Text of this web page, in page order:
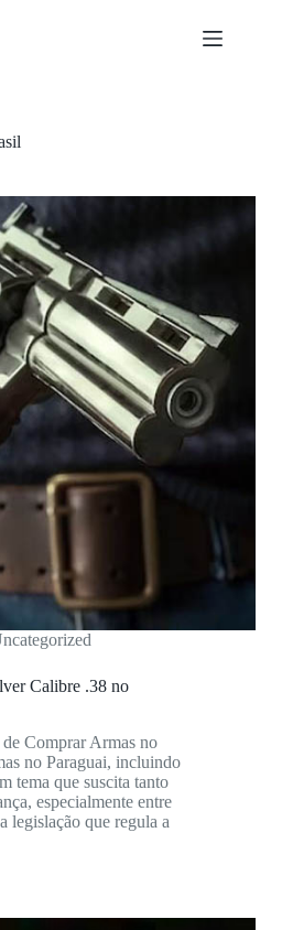
Calibre .38 no
Comprar Armas no
no Paraguai, incluindo
tema que suscita tanto
especialmente entre
legislação que regula a